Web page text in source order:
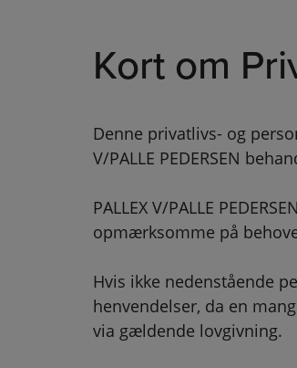
Kort om
Denne privatlivs- og
V/PALLE PEDERSEN
PALLEX V/PALLE
opmærksomme på
Hvis ikke nedenstående
henvendelser, da en
via gældende lovgivning.